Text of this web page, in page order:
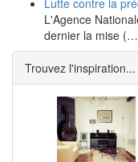
Lutte contre la
L'Agence
dernier la mise
Trouvez l'inspiration...